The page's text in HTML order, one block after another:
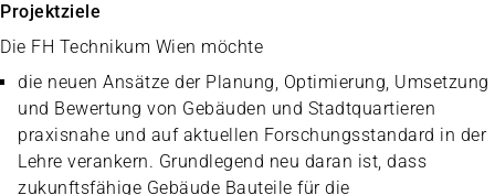
Projektziele
Die FH Technikum Wien möchte
die neuen Ansätze der Planung, Optimierung, Umsetzung
und Bewertung von Gebäuden und Stadtquartieren
praxisnahe und auf aktuellen Forschungsstandard in der
Lehre verankern. Grundlegend neu daran ist, dass
zukunftsfähige Gebäude Bauteile für die